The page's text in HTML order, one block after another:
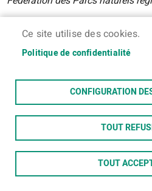
Ce site utilise des cookies.
Politique de confidentialité
CONFIGURATION
TOUT
TOUT